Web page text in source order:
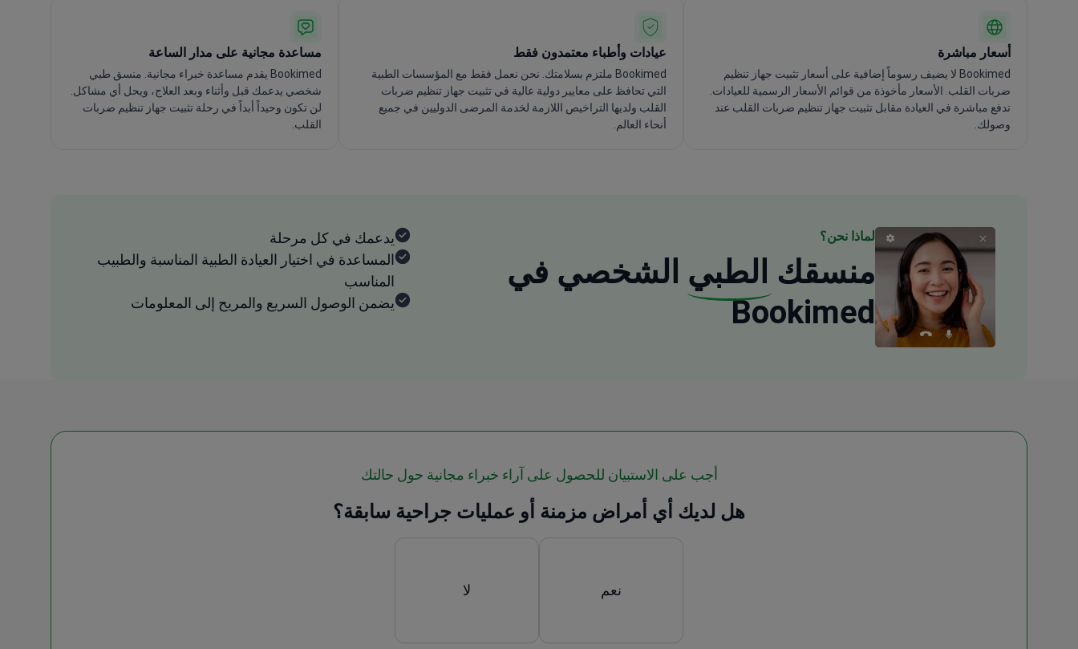
أسعار مباشرة
Bookimed لا يضيف رسوماً إضافية على أسعار تثبيت جهاز تنظيم
ضربات القلب. الأسعار مأخوذة من قوائم الأسعار الرسمية للعيادات.
تدفع مباشرة في العيادة مقابل تثبيت جهاز تنظيم ضربات القلب عند
وصولك.
عيادات وأطباء معتمدون فقط
Bookimed ملتزم بسلامتك. نحن نعمل فقط مع المؤسسات الطبية
التي تحافظ على معايير دولية عالية في تثبيت جهاز تنظيم ضربات
القلب ولديها التراخيص اللازمة لخدمة المرضى الدوليين في جميع
أنحاء العالم.
مساعدة مجانية على مدار الساعة
Bookimed يقدم مساعدة خبراء مجانية. منسق طبي
شخصي يدعمك قبل وأثناء وبعد العلاج، ويحل أي مشاكل.
لن تكون وحيداً أبداً في رحلة تثبيت جهاز تنظيم ضربات
القلب.
لماذا نحن؟
منسقك الطبي الشخصي في
Bookimed
يدعمك في كل مرحلة
المساعدة في اختيار العيادة الطبية المناسبة والطبيب
المناسب
يضمن الوصول السريع والمريح إلى المعلومات
أجب على الاستبيان للحصول على آراء خبراء مجانية حول حالتك
هل لديك أي أمراض مزمنة أو عمليات جراحية سابقة؟
نعم لا